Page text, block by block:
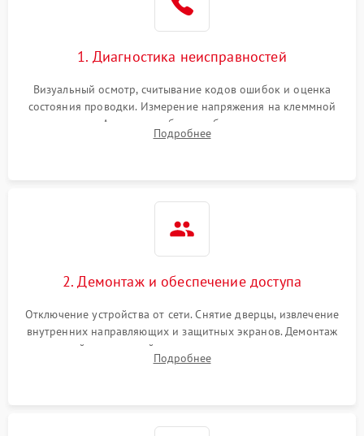
1. Диагностика неисправностей
Визуальный осмотр, считывание кодов ошибок и оценка
состояния проводки. Измерение напряжения на клеммной
колодке. Анализ жалоб на проблемы с нагревом,
конвекцией, панелью управления или блокировкой дверцы.
Подробнее
2. Демонтаж и обеспечение доступа
Отключение устройства от сети. Снятие дверцы, извлечение
внутренних направляющих и защитных экранов. Демонтаж
задней или верхней панели для прямого доступа к
нагревательным элементам, плате и вентиляторам.
Подробнее